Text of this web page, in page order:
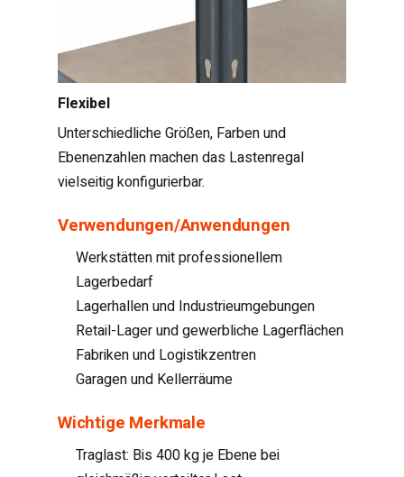
Flexibel
Unterschiedliche Größen, Farben und
Ebenenzahlen machen das Lastenregal
vielseitig konfigurierbar.
Verwendungen/Anwendungen
Werkstätten mit professionellem
Lagerbedarf
Lagerhallen und Industrieumgebungen
Retail-Lager und gewerbliche Lagerflächen
Fabriken und Logistikzentren
Garagen und Kellerräume
Wichtige Merkmale
Traglast: Bis 400 kg je Ebene bei